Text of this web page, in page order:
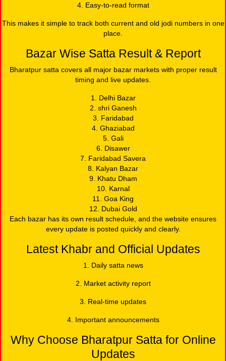
4. Easy-to-read format
This makes it simple to track both current and old jodi numbers in one
place.
Bazar Wise Satta Result & Report
Bharatpur satta covers all major bazar markets with proper result
timing and live updates.
1. Delhi Bazar
2. shri Ganesh
3. Faridabad
4. Ghaziabad
5. Gali
6. Disawer
7. Faridabad Savera
8. Kalyan Bazar
9. Khatu Dham
10. Karnal
11. Goa King
12. Dubai Gold
Each bazar has its own result schedule, and the website ensures
every update is posted quickly and clearly.
Latest Khabr and Official Updates
1. Daily satta news
2. Market activity report
3. Real-time updates
4. Important announcements
Why Choose Bharatpur Satta for Online
Updates